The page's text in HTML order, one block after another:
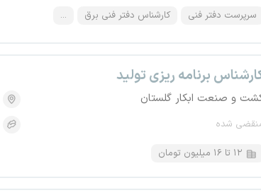
سرپرست دفتر فنی کارشناس دفتر فنی برق ...
برنامه ریزی تولید
و صنعت ابکار گلستان
شده
۱۲ تا ۱۶ میلیون تومان